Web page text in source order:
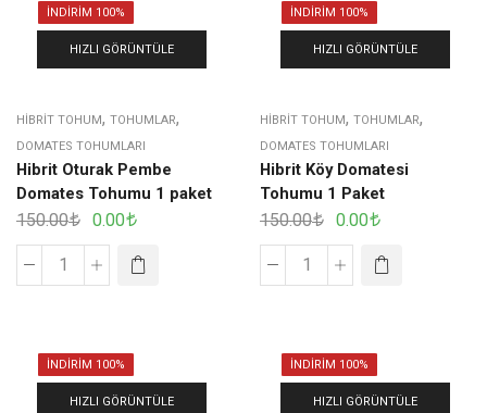
İNDIRIM 100%
HIZLI GÖRÜNTÜLE
HIBRIT TOHUM, TOHUMLAR,
DOMATES TOHUMLARI
Hibrit Oturak Pembe
Domates Tohumu 1 paket
150.00 0.00
İNDIRIM 100%
HIZLI GÖRÜNTÜLE
HIBRIT TOHUM, TOHUMLAR,
DOMATES TOHUMLARI
Hibrit Köy Domatesi
Tohumu 1 Paket
150.00 0.00
İNDIRIM 100%
HIZLI GÖRÜNTÜLE
İNDIRIM 100%
HIZLI GÖRÜNTÜLE